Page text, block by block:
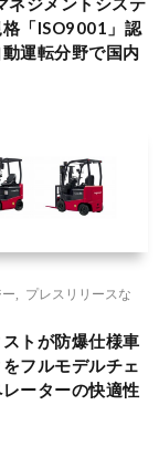
「ISO9001」認
運転分野で国内
プレスリリースな
トが防爆仕様車
フルモデルチェ
ーターの快適性